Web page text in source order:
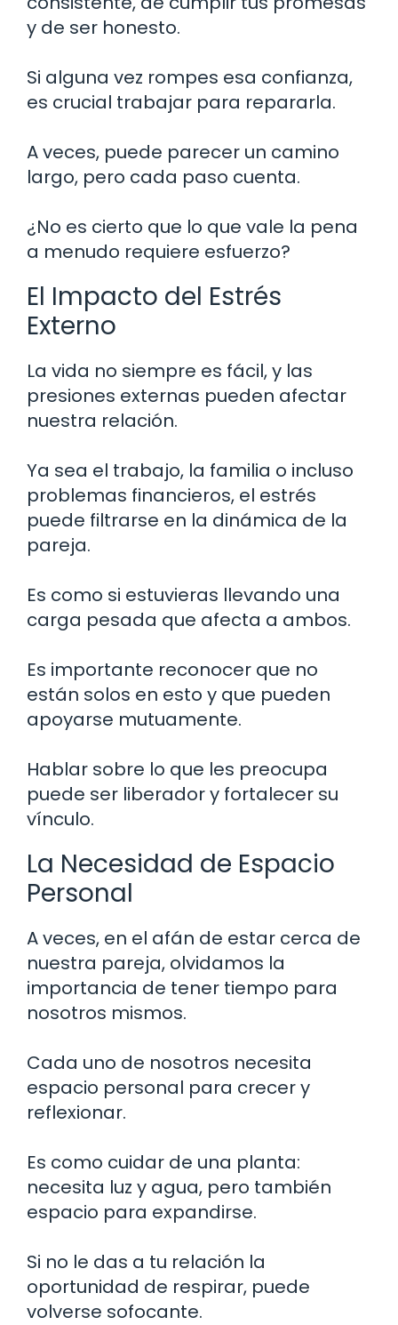
y de ser honesto.
Si alguna vez rompes esa confianza,
es crucial trabajar para repararla.
A veces, puede parecer un camino
largo, pero cada paso cuenta.
¿No es cierto que lo que vale la pena
a menudo requiere esfuerzo?
El Impacto del Estrés
Externo
La vida no siempre es fácil, y las
presiones externas pueden afectar
nuestra relación.
Ya sea el trabajo, la familia o incluso
problemas financieros, el estrés
puede filtrarse en la dinámica de la
pareja.
Es como si estuvieras llevando una
carga pesada que afecta a ambos.
Es importante reconocer que no
están solos en esto y que pueden
apoyarse mutuamente.
Hablar sobre lo que les preocupa
puede ser liberador y fortalecer su
vínculo.
La Necesidad de Espacio
Personal
A veces, en el afán de estar cerca de
nuestra pareja, olvidamos la
importancia de tener tiempo para
nosotros mismos.
Cada uno de nosotros necesita
espacio personal para crecer y
reflexionar.
Es como cuidar de una planta:
necesita luz y agua, pero también
espacio para expandirse.
Si no le das a tu relación la
oportunidad de respirar, puede
volverse sofocante.